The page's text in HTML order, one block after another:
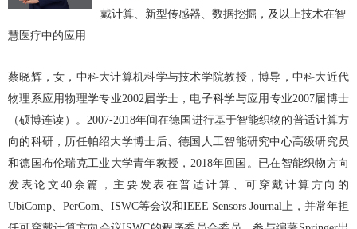
戴计算、新型传感器、数据挖掘，及以上技术在智
慧医疗中的应用
蔡晓辉，女，中科大计算机科学与技术学院教授，博导，中科大近代
物理系应用物理学专业2002届学士，电子科学与应用专业2007届博士
（硕博连读）。 2007-2018年间在德国进行基于智能织物的普适计算方
向的科研，历任帕绍大学博士后、德国人工智能研究中心高级研究员
和德国布伦瑞克工业大学青年教授， 2018年回国。已在智能织物方向
发表论文40 余篇，主要发表在普适计算、可穿戴计算方向的
UbiComp、 PerCom、 ISWC等会议和IEEE Sensors Journal上，并常年担